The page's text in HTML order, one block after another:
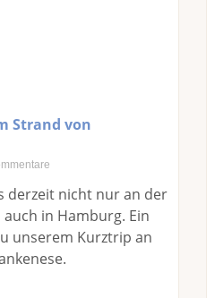
Strand von
derzeit nicht nur an der
in Hamburg. Ein
unserem Kurztrip an